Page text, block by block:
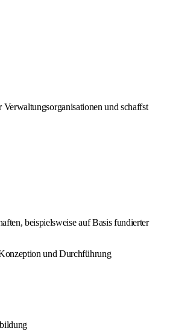
und schaffst
beispielsweise auf Basis fundierter
und Durchführung